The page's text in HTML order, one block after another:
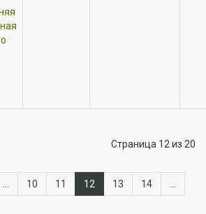
Страница 12 из 20
10 11 12 13 14